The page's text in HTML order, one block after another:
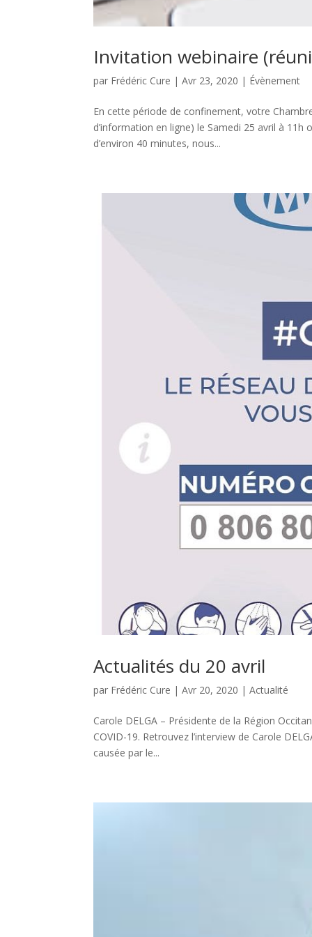
Invitation webinaire
par Frédéric Cure |Avr 23, 2020 | Évènement
En cette période de confinement, votre
d’information en ligne) le Samedi 25 avril à
d’environ 40 minutes, nous...
Actualités du 20 avril
par Frédéric Cure |Avr 20, 2020 |Actualité
Carole DELGA – Présidente de la Région
COVID-19. Retrouvez l’interview de Carole
causée par le...